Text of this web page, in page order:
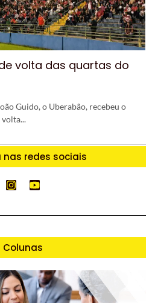
volta das quartas do
Guido, o Uberabão, recebeu o
nas redes sociais
Colunas